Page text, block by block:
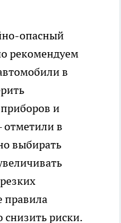
опасный
рекомендуем
в
и
в
выбирать
правила
риски.